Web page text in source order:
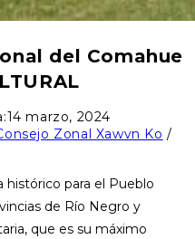
del Comahue
14 marzo, 2024
Zonal Xawvn Ko /
histórico para el Pueblo
de Río Negro y
que es su máximo